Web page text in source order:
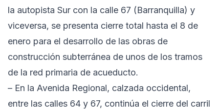
la autopista Sur con la calle 67 (Barranquilla) y
viceversa, se presenta cierre total hasta el 8 de
enero para el desarrollo de las obras de
construcción subterránea de unos de los tramos
de la red primaria de acueducto.
– En la Avenida Regional, calzada occidental,
entre las calles 64 y 67, continúa el cierre del carril